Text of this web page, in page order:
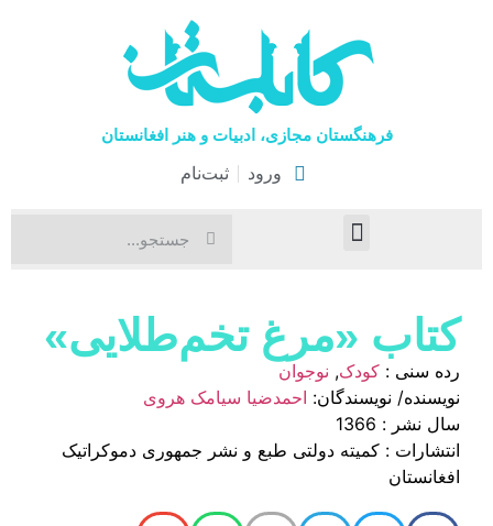
فرهنگستان مجازی، ادبیات و هنر افغانستان
ورود ثبت‌نام
کتاب «مرغ تخم‌طلایی»
رده سنی : کودک, نوجوان
نویسنده/ نویسندگان: احمدضیا سیامک هروی
سال نشر : 1366
انتشارات : کمیته دولتی طبع و نشر جمهوری دموکراتیک
افغانستان